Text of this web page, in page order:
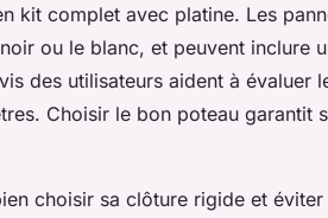
kit complet avec platine. Les
ou le blanc, et peuvent inclure
des utilisateurs aident à évaluer
Choisir le bon poteau garantit
choisir sa clôture rigide et éviter